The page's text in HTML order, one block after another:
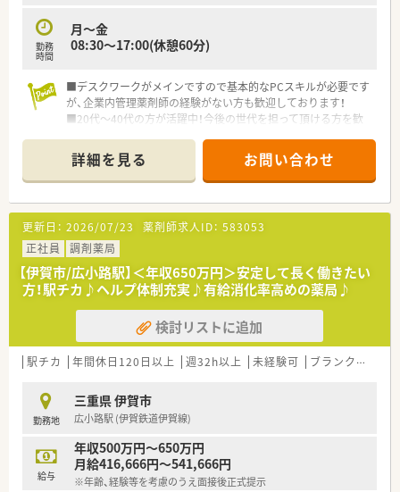
勤務
時間
月～金
08:30～17:00(休憩60分)
■デスクワークがメインですので基本的なPCスキルが必要です
が、企業内管理薬剤師の経験がない方も歓迎しております！
■20代～40代の方が活躍中！今後の世代を担って頂ける方を歓
＼こんなお仕事です／
薬剤師職として事務的・学術的な立場から支店全体をサポート頂
くポジションになります。
・薬事関連業務(保健所への届出業務、お得意先の許可状況)
・品質管理業務(医薬品の温度管理、期限管理、衛生管理)
・DI業務(医療機関や薬局からの問い合わせ対応)
・教育業務(社内従業員への研修をサポート役として指導)
＼こんな会社です／
■医療用医薬品を中心に、検査試薬、医療機器等をはじめ医療現
場で必要なあらゆるものを取り扱うプライム市場上場企業で
す。
■医薬品卸業以外にも病医院や薬局の運営を情報面で支えるシ
います。
■定期的な研修や、エリア内でのつながりも活発！薬剤師フォロ
ーのための専門部署もございますので安心して働けます。
※50才以上は嘱託社員としての採用となります。
※定年60才（65才までの継続雇用有）
詳細を見る お問い合わせ
更新日： 2026/07/23 薬剤師求人ID： 583053
正社員
調剤薬局
【伊賀市/広小路駅】＜年収650万円＞安定して長く働きたい
方！駅チカ♪ヘルプ体制充実♪有給消化率高めの薬局♪
検討リストに追加
駅チカ 年間休日120日以上 週32h以上 未経験可 ブランク可
勤務地
三重県 伊賀市
広小路駅 (伊賀鉄道伊賀線)
給与
年収500万円～650万円
月給416,666円～541,666円
※年齢、経験等を考慮のうえ面接後正式提示